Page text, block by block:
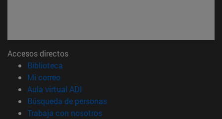
Accesos directos
Biblioteca
Mi correo(abre en nueva ventana)
Aula virtual ADI
Búsqueda de personas(abre en nueva ventana)
Trabaja con nosotros(abre en nueva ventana)